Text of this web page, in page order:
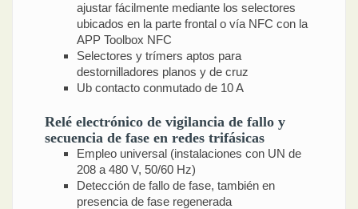
ajustar fácilmente mediante los selectores
ubicados en la parte frontal o vía NFC con la
APP Toolbox NFC
Selectores y trímers aptos para
destornilladores planos y de cruz
Ub contacto conmutado de 10 A
Relé electrónico de vigilancia de fallo y
secuencia de fase en redes trifásicas
Empleo universal (instalaciones con UN de
208 a 480 V, 50/60 Hz)
Detección de fallo de fase, también en
presencia de fase regenerada